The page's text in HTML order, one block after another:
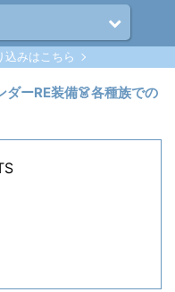
込みはこちら
ダーRE装備👗各種族での